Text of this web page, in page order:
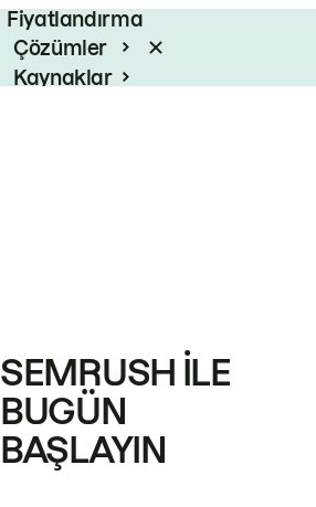
Fiyatlandırma
Çözümler
Kaynaklar
SEMRUSH ILE
BUGÜN
BAŞLAYIN